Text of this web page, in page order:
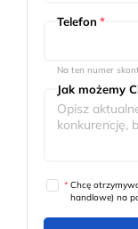
Telefon *
Na ten numer
Jak możemy
Chcę
handlowe) na
*